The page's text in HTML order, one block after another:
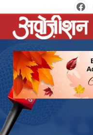
to
content